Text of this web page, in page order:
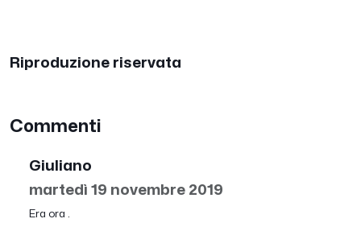
Riproduzione riservata
Commenti
Giuliano
martedì 19 novembre 2019
Era ora .